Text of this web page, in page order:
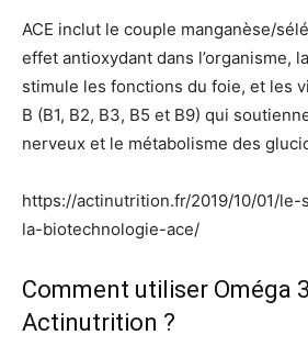
ACE inclut le couple manganèse/
effet antioxydant dans l’organisme, la
stimule les fonctions du foie, et les
B (B1, B2, B3, B5 et B9) qui
nerveux et le métabolisme des
https://actinutrition.fr/2019/10/01/
la-biotechnologie-ace/
Comment utiliser Oméga 3
Actinutrition ?